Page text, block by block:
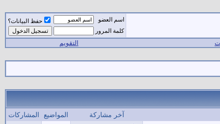
اسم العضو
حفظ البيانات؟
كلمة المرور
التقويم
آخر مشاركة المواضيع المشاركات